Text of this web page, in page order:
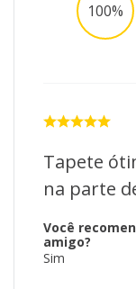
100%
Tapete
na parte
Você
amigo?
Sim